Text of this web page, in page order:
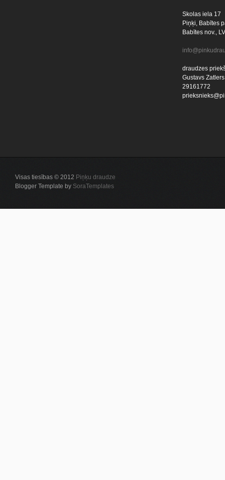
Skolas iela 17
Piņķi, Babītes
Babītes nov.,
draudzes
Gustavs Zatlers
29161772
Visas tiesības © 2012 Piņķu draudze
Blogger Template by SoraTemplates